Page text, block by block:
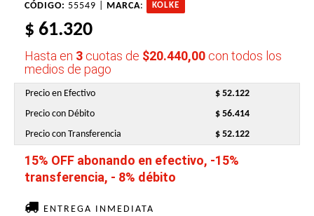
CÓDIGO: 55549 | MARCA: KOLKE
$ 61.320
Hasta en 3 cuotas de $20.440,00 con todos los
medios de pago
Precio en Efectivo
$ 52.122
Precio con Débito
$ 56.414
Precio con Transferencia
$ 52.122
15% OFF abonando en efectivo, -15%
transferencia, - 8% débito
ENTREGA INMEDIATA